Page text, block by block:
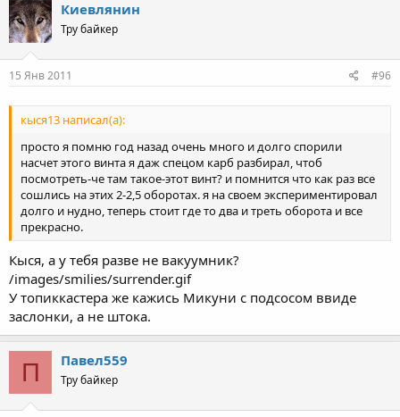
Киевлянин
Тру байкер
15 Янв 2011 #96
кыся13 написал(а):
просто я помню год назад очень много и долго спорили
насчет этого винта я даж спецом карб разбирал, чтоб
посмотреть-че там такое-этот винт? и помнится что как раз все
сошлись на этих 2-2,5 оборотах. я на своем экспериментировал
долго и нудно, теперь стоит где то два и треть оборота и все
прекрасно.
Кыся, а у тебя разве не вакуумник?
/images/smilies/surrender.gif
У топиккастера же кажись Микуни с подсосом ввиде
заслонки, а не штока.
П Павел559
Тру байкер